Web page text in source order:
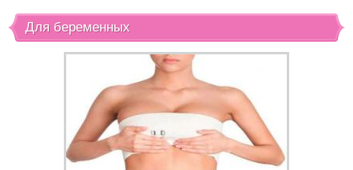
Для беременных